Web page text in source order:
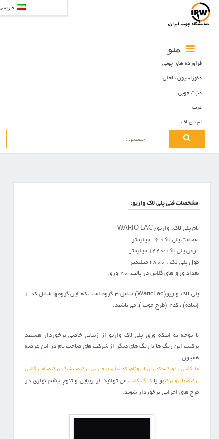
منو
فرآورده های چوبی
دکوراسیون داخلی
منبت چوبی
درب
ام دی اف
Search
مشخصات فنی پلی لاک واریو:
نام پلی لاک: واریو/ WARIO LAC
ضخامت پلی لاک: 16 میلیمتر
عرض پلی لاک :1220 میلیمتر
طول پلی لاک : 2800 میلیمتر
تعداد ورق های گلاس در پالت: 20 ورق
پلی لاک واریو(WarioLac) شامل 3 گروه است که این گروهها شامل کد 1
(ساده) ، کد2 (طرح چوب )، می باشند.
با توجه به اینکه ورق پلی لاک واریو از زیبایی خاصی برخوردار هستند
ترکیب این رنگ ها با رنگ های دیگر از شرکت های صاحب نام در این عرصه
همچون
هایگلاس پانوتک،دکو پنل،ایزوفام،اکو پنل،ای جی تی ترکیه،ایشیک ترکیه،لامی گلاس
ترکیه،واریو ترکیهو یاکینگ گلاس می توانید از زیبایی و تنوع چشم نوازی در
طرح های اجرایی برخوردار شوید.